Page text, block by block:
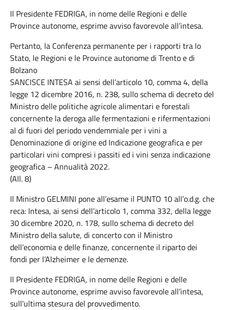
Il Presidente FEDRIGA, in nome delle Regioni e delle
Province autonome, esprime avviso favorevole all’intesa.
Pertanto, la Conferenza permanente per i rapporti tra lo
Stato, le Regioni e le Province autonome di Trento e di
Bolzano
SANCISCE INTESA ai sensi dell’articolo 10, comma 4, della
legge 12 dicembre 2016, n. 238, sullo schema di decreto del
Ministro delle politiche agricole alimentari e forestali
concernente la deroga alle fermentazioni e rifermentazioni
al di fuori del periodo vendemmiale per i vini a
Denominazione di origine ed Indicazione geografica e per
particolari vini compresi i passiti ed i vini senza indicazione
geografica – Annualità 2022.
(All. 8)
Il Ministro GELMINI pone all’esame il PUNTO 10 all’o.d.g. che
reca: Intesa, ai sensi dell’articolo 1, comma 332, della legge
30 dicembre 2020, n. 178, sullo schema di decreto del
Ministro della salute, di concerto con il Ministro
dell’economia e delle finanze, concernente il riparto dei
fondi per l’Alzheimer e le demenze.
Il Presidente FEDRIGA, in nome delle Regioni e delle
Province autonome, esprime avviso favorevole all’intesa,
sull'ultima stesura del provvedimento.